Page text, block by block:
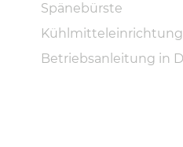
Spänebürste
Kühlmitteleinrichtung
Betriebsanleitung in